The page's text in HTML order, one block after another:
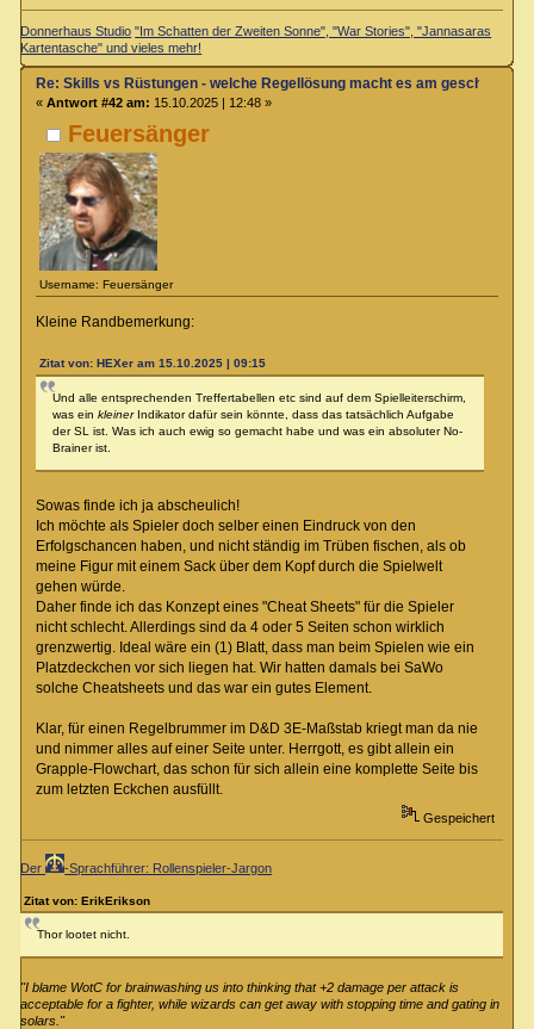
Donnerhaus Studio "Im Schatten der Zweiten Sonne", "War Stories", "Jannasaras
Kartentasche" und vieles mehr!
Feuersänger
Username: Feuersänger
Re: Skills vs Rüstungen - welche Regellösung macht es am
« Antwort #42 am: 15.10.2025 | 12:48 »
Kleine Randbemerkung:
Zitat von: HEXer am 15.10.2025 | 09:15
Und alle entsprechenden Treffertabellen etc sind auf dem Spielleiterschirm,
was ein kleinerIndikator dafür sein könnte, dass das tatsächlich Aufgabe
der SL ist. Was ich auch ewig so gemacht habe und was ein absoluter No-
Brainer ist.
Sowas finde ich ja abscheulich!
Ich möchte als Spieler doch selber einen Eindruck von den
Erfolgschancen haben, und nicht ständig im Trüben fischen, als ob
meine Figur mit einem Sack über dem Kopf durch die Spielwelt
gehen würde.
Daher finde ich das Konzept eines "Cheat Sheets" für die Spieler
nicht schlecht. Allerdings sind da 4 oder 5 Seiten schon wirklich
grenzwertig. Ideal wäre ein (1) Blatt, dass man beim Spielen wie ein
Platzdeckchen vor sich liegen hat. Wir hatten damals bei SaWo
solche Cheatsheets und das war ein gutes Element.
Klar, für einen Regelbrummer im D&D 3E-Maßstab kriegt man da nie
und nimmer alles auf einer Seite unter. Herrgott, es gibt allein ein
Grapple-Flowchart, das schon für sich allein eine komplette Seite bis
zum letzten Eckchen ausfüllt.
Gespeichert
Der -Sprachführer: Rollenspieler-Jargon
Zitat von: ErikErikson
Thor lootet nicht.
"I blame WotC for brainwashing us into thinking that +2 damage per attack is
acceptable for a fighter, while wizards can get away with stopping time and gating in
solars."